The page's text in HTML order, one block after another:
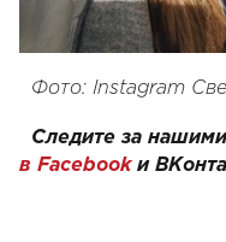
Фото: Instagram
Следите за
в Facebookи